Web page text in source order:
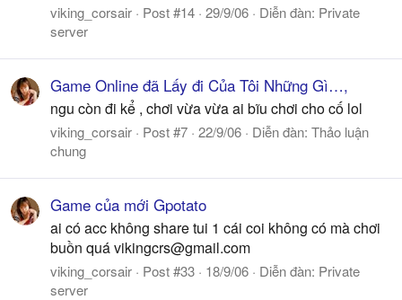
viking_corsair Post #14 29/9/06 Diễn đàn: Private
server
Game Online đã Lấy đi Của Tôi Những Gì…,
ngu còn đi kể , chơi vừa vừa ai bĩu chơi cho cố lol
viking_corsair Post #7 22/9/06 Diễn đàn: Thảo luận
chung
Game của mới Gpotato
ai có acc không share tui 1 cái coi không có mà chơi
buồn quávikingcrs@gmail.com
viking_corsair Post #33 18/9/06 Diễn đàn: Private
server